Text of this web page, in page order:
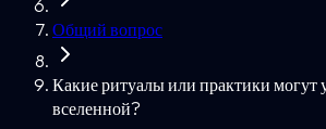
Общий вопрос
Какие ритуалы или практики могут
вселенной?